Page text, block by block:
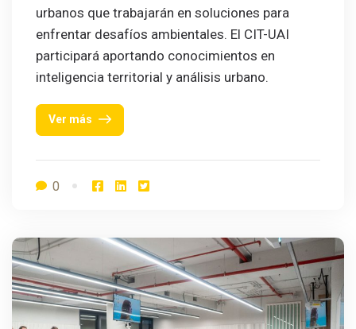
urbanos que trabajarán en soluciones para
enfrentar desafíos ambientales. El CIT-UAI
participará aportando conocimientos en
inteligencia territorial y análisis urbano.
Ver más
0